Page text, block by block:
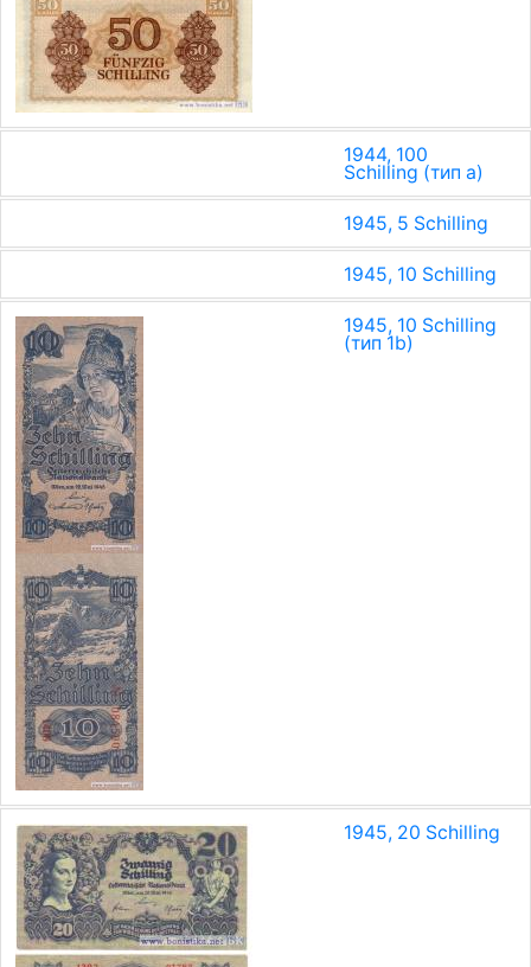
1944, 100
Schilling (тип a)
1945, 5 Schilling
1945, 10 Schilling
1945, 10 Schilling
(тип 1b)
1945, 20 Schilling